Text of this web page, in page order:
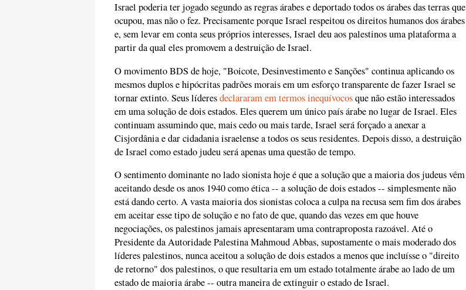
Israel poderia ter jogado segundo as regras árabes e deportado todos os árabes das terras que
ocupou, mas não o fez. Precisamente porque Israel respeitou os direitos humanos dos árabes
e, sem levar em conta seus próprios interesses, Israel deu aos palestinos uma plataforma a
partir da qual eles promovem a destruição de Israel.
O movimento BDS de hoje, "Boicote, Desinvestimento e Sanções" continua aplicando os
mesmos duplos e hipócritas padrões morais em um esforço transparente de fazer Israel se
tornar extinto. Seus líderesdeclararam em termos inequívocosque não estão interessados
em uma solução de dois estados. Eles querem um único país árabe no lugar de Israel. Eles
continuam assumindo que, mais cedo ou mais tarde, Israel será forçado a anexar a
Cisjordânia e dar cidadania israelense a todos os seus residentes. Depois disso, a destruição
de Israel como estado judeu será apenas uma questão de tempo.
O sentimento dominante no lado sionista hoje é que a solução que a maioria dos judeus vêm
aceitando desde os anos 1940 como ética -- a solução de dois estados -- simplesmente não
está dando certo. A vasta maioria dos sionistas coloca a culpa na recusa sem fim dos árabes
em aceitar esse tipo de solução e no fato de que, quando das vezes em que houve
negociações, os palestinos jamais apresentaram uma contraproposta razoável. Até o
Presidente da Autoridade Palestina Mahmoud Abbas, supostamente o mais moderado dos
líderes palestinos, nunca aceitou a solução de dois estados a menos que incluísse o "direito
de retorno" dos palestinos, o que resultaria em um estado totalmente árabe ao lado de um
estado de maioria árabe -- outra maneira de extinguir o estado de Israel.